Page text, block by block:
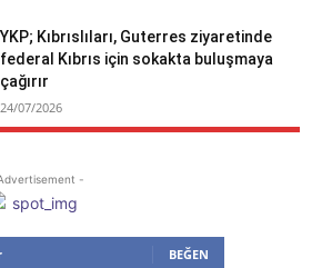
YKP; Kıbrıslıları, Guterres ziyaretinde
federal Kıbrıs için sokakta buluşmaya
çağırır
24/07/2026
-
BEĞEN